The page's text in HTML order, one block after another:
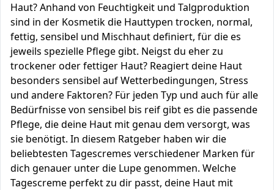
Haut? Anhand von Feuchtigkeit und Talgproduktion
sind in der Kosmetik die Hauttypen trocken, normal,
fettig, sensibel und Mischhaut definiert, für die es
jeweils spezielle Pflege gibt. Neigst du eher zu
trockener oder fettiger Haut? Reagiert deine Haut
besonders sensibel auf Wetterbedingungen, Stress
und andere Faktoren? Für jeden Typ und auch für alle
Bedürfnisse von sensibel bis reif gibt es die passende
Pflege, die deine Haut mit genau dem versorgt, was
sie benötigt. In diesem Ratgeber haben wir die
beliebtesten Tagescremes verschiedener Marken für
dich genauer unter die Lupe genommen. Welche
Tagescreme perfekt zu dir passt, deine Haut mit